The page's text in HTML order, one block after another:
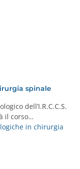
spinale
dell’I.R.C.C.S.
il corso…
in chirurgia